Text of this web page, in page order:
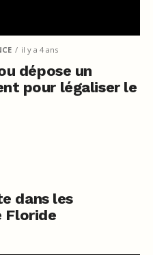
il y a 4 ans
dépose un
pour légaliser le
dans les
Floride